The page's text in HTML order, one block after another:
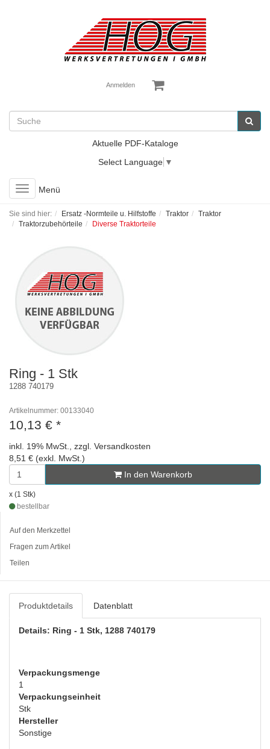
Anmelden
Aktuelle PDF-Kataloge
Select Language ▼
Toggle
navigation
Menü
Sie sind hier: Ersatz -Normteile u. Hilfstoffe Traktor
Traktor
Traktorzubehörteile
Diverse Traktorteile
Ring - 1 Stk
1288 740179
Artikelnummer: 00133040
10,13 € *
inkl. 19% MwSt., zzgl. Versandkosten
8,51 € (exkl. MwSt.)
In den Warenkorb
x (1 Stk)
bestellbar
Auf den Merkzettel
Fragen zum Artikel
Teilen
Produktdetails Datenblatt
Details: Ring - 1 Stk, 1288 740179
Verpackungsmenge
1
Verpackungseinheit
Stk
Hersteller
Sonstige